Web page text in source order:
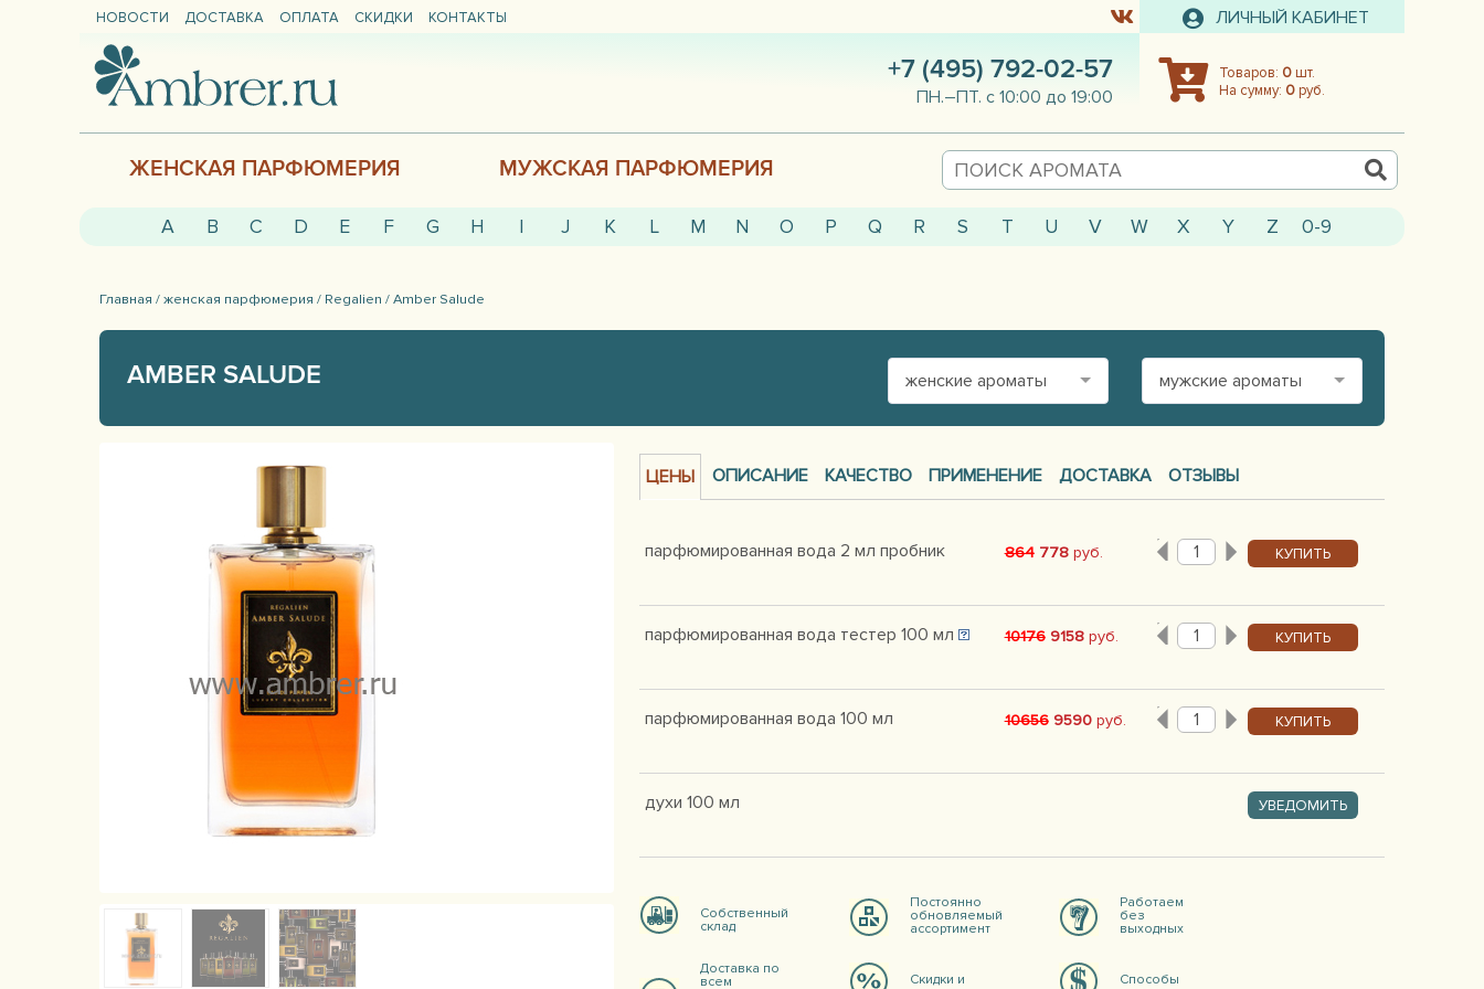
НОВОСТИ ДОСТАВКА ОПЛАТА СКИДКИ КОНТАКТЫ ЛИЧНЫЙ КАБИНЕТ
Товаров: 0шт.
На сумму: 0руб.
+7 (495) 792-02-57
ПН.–ПТ. с 10:00 до 19:00
ЖЕНСКАЯ ПАРФЮМЕРИЯ МУЖСКАЯ ПАРФЮМЕРИЯ
A B C D E F G H I J K L M N O P Q R S T U V W X Y Z 0-9
Главная /женская парфюмерия / Regalien /Amber Salude
AMBER SALUDE мужские ароматы
женские ароматы
ЦЕНЫ ОПИСАНИЕ КАЧЕСТВО ПРИМЕНЕНИЕ ДОСТАВКА ОТЗЫВЫ
парфюмированная вода 2 мл пробник 864 778руб. КУПИТЬ
парфюмированная вода тестер 100 мл 10176 9158руб. КУПИТЬ
парфюмированная вода 100 мл 10656 9590руб. КУПИТЬ
духи 100 мл УВЕДОМИТЬ
Собственный
склад
Постоянно
обновляемый
ассортимент
Работаем
без
выходных
Доставка по
всем
Скидки и
Способы